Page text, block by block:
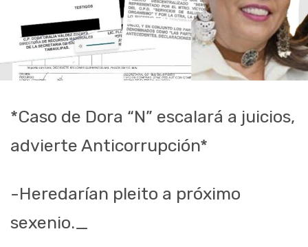
*Caso de Dora “N” escalará a juicios,
advierte Anticorrupción*
-Heredarían pleito a próximo
sexenio._